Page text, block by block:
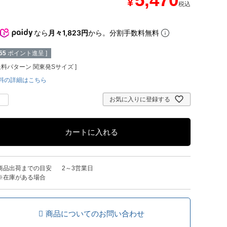
税込
なら 月々1,823円から。分割手数料無料
ポイント進呈 ]
パターン 関東発Sサイズ
の詳細はこちら
お気に入りに登録する
カートに入れる
品出荷までの目安
庫がある場合
2～3営業日
商品についてのお問い合わせ